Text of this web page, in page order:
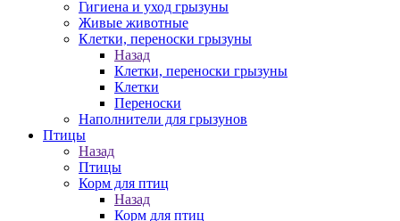
Гигиена и уход грызуны
Живые животные
Клетки, переноски грызуны
Назад
Клетки, переноски грызуны
Клетки
Переноски
Наполнители для грызунов
Птицы
Назад
Птицы
Корм для птиц
Назад
Корм для птиц